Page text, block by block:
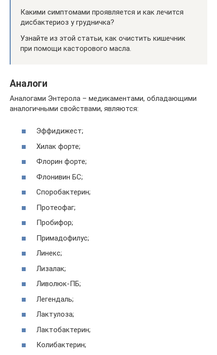
Какими симптомами проявляется и как лечится
дисбактериоз у грудничка?
Узнайте из этой статьи, как очистить кишечник
при помощи касторового масла.
Аналоги
Аналогами Энтерола – медикаментами, обладающими
аналогичными свойствами, являются:
Эффидижест;
Хилак форте;
Флорин форте;
Флонивин БС;
Споробактерин;
Протеофаг;
Пробифор;
Примадофилус;
Линекс;
Лизалак;
Ливолюк-ПБ;
Легендаль;
Лактулоза;
Лактобактерин;
Колибактерин;